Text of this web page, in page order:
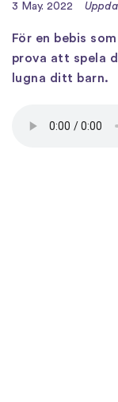
3 May. 2022
För en bebis
prova att spela
lugna ditt barn.